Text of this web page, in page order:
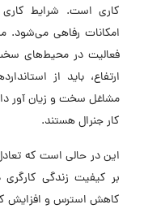
کاری است. شرایط
امکانات رفاهی می‌شود.
فعالیت در محیط‌های سخت
ارتفاع، باید از
مشاغل سخت و زیان آور
کار جنرال هستند.
این در حالی است که
بر کیفیت زندگی
کاهش استرس و افزایش